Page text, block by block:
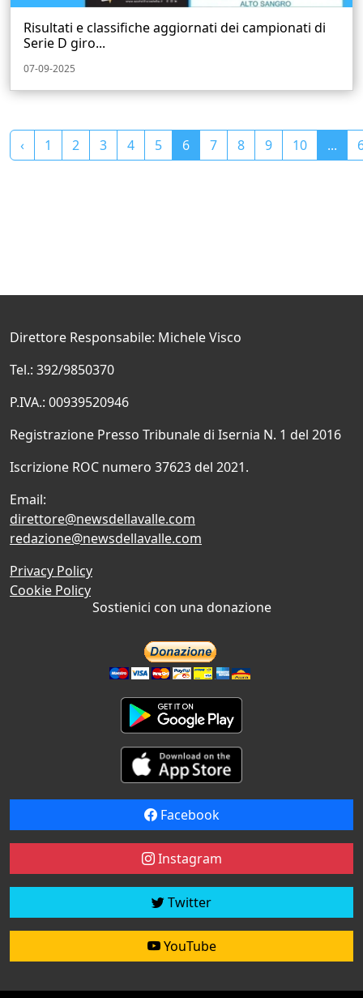
Risultati e classifiche aggiornati dei campionati di
Serie D giro...
07-09-2025
‹ 1 2 3 4 5 6 7 8 9 10 ...
Direttore Responsabile: Michele Visco
Tel.: 392/9850370
P.IVA.: 00939520946
Registrazione Presso Tribunale di Isernia N. 1 del 2016
Iscrizione ROC numero 37623 del 2021.
Email:
direttore@newsdellavalle.com
redazione@newsdellavalle.com
Privacy Policy
Cookie Policy
Sostienici con una donazione
Facebook
Instagram
Twitter
YouTube